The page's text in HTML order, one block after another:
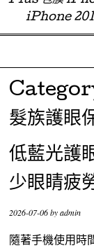
iPhone
Skip to content
髮族護眼
低藍光護
少眼睛疲
2026-07-06byadmin
隨著手機使用時